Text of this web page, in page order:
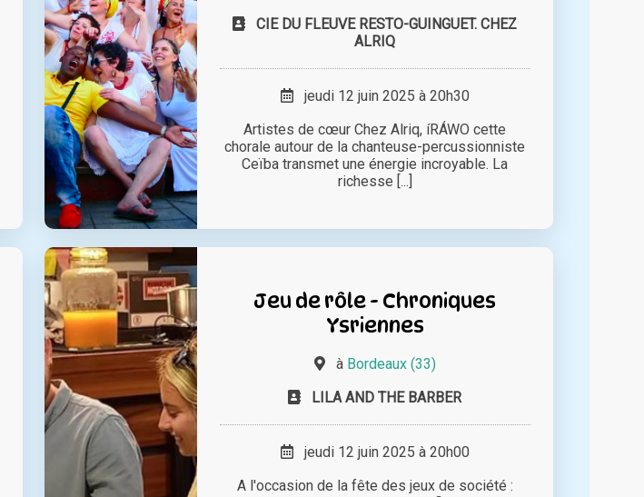
CIE DU FLEUVE RESTO-GUINGUET. CHEZ
ALRIQ
jeudi 12 juin 2025 à 20h30
Artistes de cœur Chez Alriq, íRÁWO cette
chorale autour de la chanteuse-percussionniste
Ceïba transmet une énergie incroyable. La
richesse [...]
Jeu de rôle - Chroniques
Ysriennes
à Bordeaux (33)
LILA AND THE BARBER
jeudi 12 juin 2025 à 20h00
A l'occasion de la fête des jeux de société :